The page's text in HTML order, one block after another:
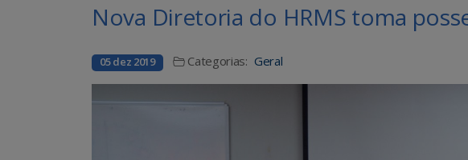
Nova Diretoria do HRMS toma
05 dez 2019 Categorias: Geral